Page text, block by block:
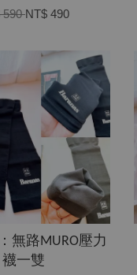
590NT$ 490
無路MURO壓力
襪一雙